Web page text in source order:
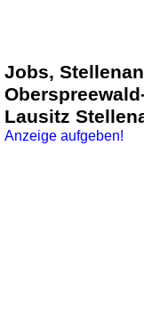
Jobs,
Lausitz
Anzeige aufgeben!